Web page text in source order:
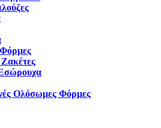
Ολόσωμες Φόρμες